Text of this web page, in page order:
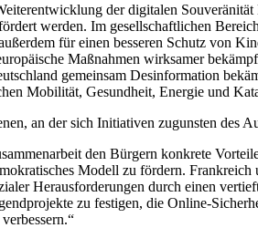
der digitalen
werden. Im gesellschaftlichen
für einen besseren Schutz von
Maßnahmen wirksamer
gemeinsam Desinformation
Mobilität, Gesundheit, Energie und
an der sich Initiativen zugunsten des
den Bürgern konkrete
Modell zu fördern.
Herausforderungen durch einen
zu festigen, die Online-